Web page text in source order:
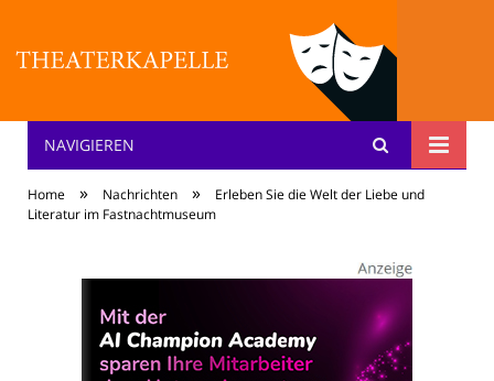
Theater: [KA] :pelle
NAVIGIEREN
Home » Nachrichten »
Erleben Sie die Welt der Liebe und
Literatur im Fastnachtmuseum